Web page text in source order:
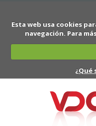
Esta web usa cookies
navegación. Para
¿Qué